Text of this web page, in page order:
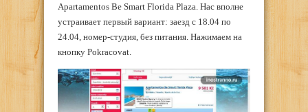
Apartamentos Be Smart Florida Plaza. Нас вполне
устраивает первый вариант: заезд с 18.04 по
24.04, номер-студия, без питания. Нажимаем на
кнопку Pokracovat.